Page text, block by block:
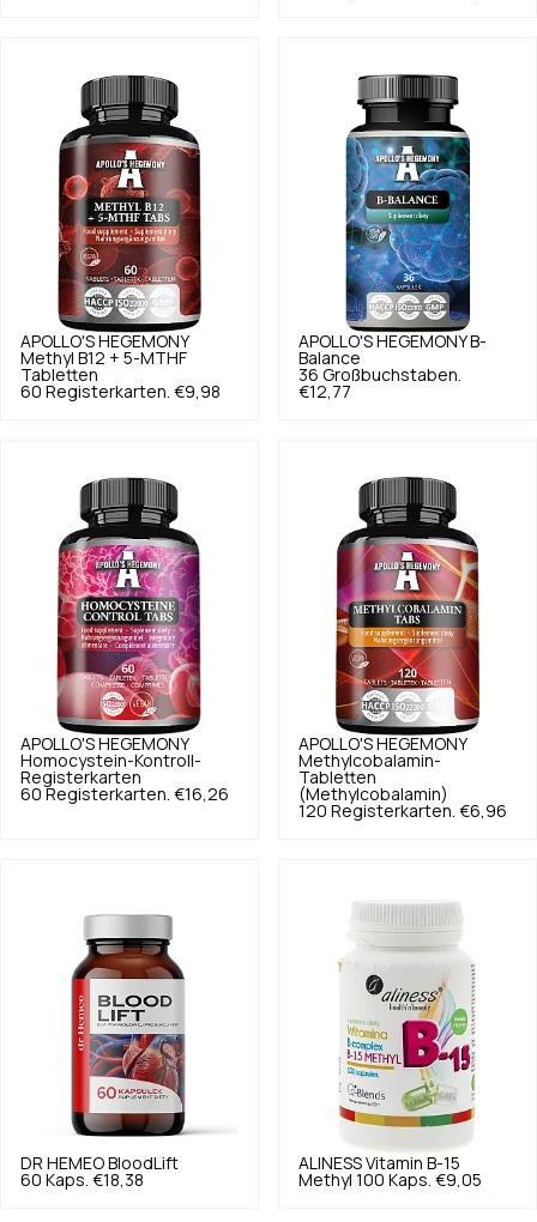
APOLLO'S HEGEMONY
Methyl B12 + 5-MTHF
Tabletten
60 Registerkarten. €9,98
APOLLO'S HEGEMONY B-
Balance
36 Großbuchstaben.
€12,77
APOLLO'S HEGEMONY
Homocystein-Kontroll-
Registerkarten
60 Registerkarten. €16,26
APOLLO'S HEGEMONY
Methylcobalamin-
Tabletten
(Methylcobalamin)
120 Registerkarten. €6,96
DR HEMEO BloodLift
60 Kaps. €18,38
ALINESS Vitamin B-15
Methyl 100 Kaps. €9,05